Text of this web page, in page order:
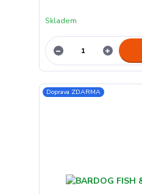
Skladem
Doprava ZDARMA